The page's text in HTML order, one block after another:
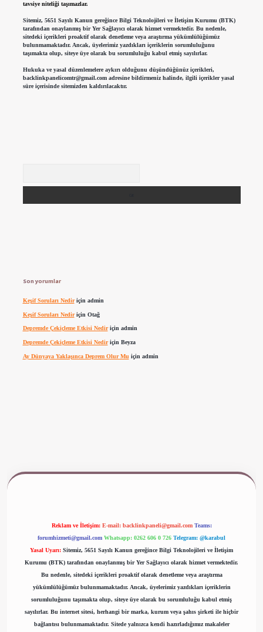
tavsiye niteliği taşımazlar.
Sitemiz, 5651 Sayılı Kanun gereğince Bilgi Teknolojileri ve İletişim Kurumu (BTK)
tarafından onaylanmış bir Yer Sağlayıcı olarak hizmet vermektedir. Bu nedenle,
sitedeki içerikleri proaktif olarak denetleme veya araştırma yükümlülüğümüz
bulunmamaktadır. Ancak, üyelerimiz yazdıkları içeriklerin sorumluluğunu
taşımakta olup, siteye üye olarak bu sorumluluğu kabul etmiş sayılırlar.
Hukuka ve yasal düzenlemelere aykırı olduğunu düşündüğünüz içerikleri,
backlinkpanelicomtr@gmail.comadresine bildirmeniz halinde, ilgili içerikler yasal
süre içerisinde sitemizden kaldırılacaktır.
Son yorumlar
Keşif Soruları Nediriçin admin
Keşif Soruları Nediriçin Otağ
Depremde Çekiçleme Etkisi Nediriçin admin
Depremde Çekiçleme Etkisi Nediriçin Beyza
Ay Dünyaya Yaklaşınca Deprem Olur Mu için admin
Reklam ve İletişim: E-mail: backlinkpaneli@gmail.com Teams:
forumhizmeti@gmail.com Whatsapp: 0262 606 0 726 Telegram: @karabul
Yasal Uyarı: Sitemiz, 5651 Sayılı Kanun gereğince Bilgi Teknolojileri ve İletişim
Kurumu (BTK) tarafından onaylanmış bir Yer Sağlayıcı olarak hizmet vermektedir.
Bu nedenle, sitedeki içerikleri proaktif olarak denetleme veya araştırma
yükümlülüğümüz bulunmamaktadır. Ancak, üyelerimiz yazdıkları içeriklerin
sorumluluğunu taşımakta olup, siteye üye olarak bu sorumluluğu kabul etmiş
sayılırlar. Bu internet sitesi, herhangi bir marka, kurum veya şahıs şirketi ile hiçbir
bağlantısı bulunmamaktadır. Sitede yalnızca kendi hazırladığımız makaleler